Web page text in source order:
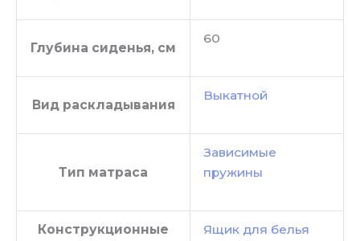
Глубина сиденья, см
60
Вид раскладывания
Выкатной
Тип матраса
Зависимые
пружины
Конструкционные
Ящик для белья